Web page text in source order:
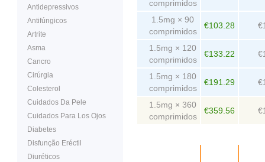
Antidepressivos
Antifúngicos
Artrite
Asma
Cancro
Cirúrgia
Colesterol
Cuidados Da Pele
Cuidados Para Los Ojos
Diabetes
Disfunção Eréctil
Diuréticos
comprimidos
1.5mg × 90
comprimidos
€103.28
1.5mg × 120
comprimidos
€133.22
1.5mg × 180
comprimidos
€191.29
1.5mg × 360
comprimidos
€359.56